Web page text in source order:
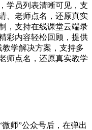
学员列表清晰可见，支
、老师点名，还原真实
，支持在线课堂云端录
彩内容轻松回顾，提供
教学解决方案，支持多
师点名，还原真实教学
师”公众号后，在弹出